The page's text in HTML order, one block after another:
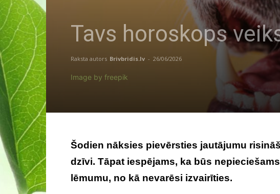
Tavs horoskops
Raksta autors Brivbridis.lv - 26/06/2026
Image by freepik
Šodien nāksies pievērsties jautājumu
dzīvi. Tāpat iespējams, ka būs
lēmumu, no kā nevarēsi izvairīties.